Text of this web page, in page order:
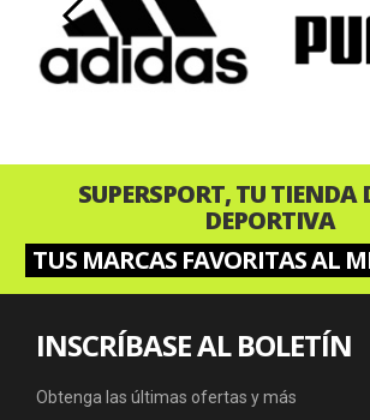
‹
SUPERSPORT, TU TIENDA
DEPORTIVA
TUS MARCAS FAVORITAS AL
INSCRÍBASE AL BOLETÍN
Obtenga las últimas ofertas y más